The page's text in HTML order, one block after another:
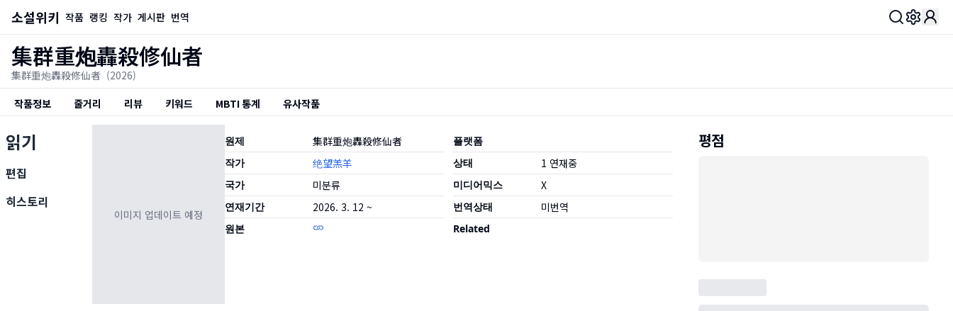
소설위키 작품 랭킹 작가 게시판 번역 Toggle
읽기
편집
히스토리
集群重炮轟殺修仙者
集群重炮轟殺修仙者 (2026)
작품정보
줄거리 리뷰 키워드 MBTI 통계 유사작품
이미지 업데이트 예정
원제 集群重炮轟殺修仙者
작가 绝望羔羊
국가 미분류
연재기간 2026. 3. 12 ~
원본
플랫폼
상태
1 연재중
미디어믹스 X
번역상태 미번역
Related
평점